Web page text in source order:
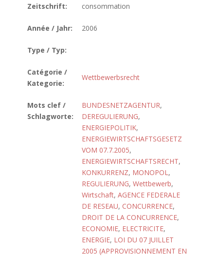
Zeitschrift:
consommation
Année / Jahr: 2006
Type / Typ:
Catégorie /
Kategorie:
Wettbewerbsrecht
Mots clef /
Schlagworte:
BUNDESNETZAGENTUR,
DEREGULIERUNG,
ENERGIEPOLITIK,
ENERGIEWIRTSCHAFTSGESETZ
VOM 07.7.2005,
ENERGIEWIRTSCHAFTSRECHT,
KONKURRENZ, MONOPOL,
REGULIERUNG, Wettbewerb,
Wirtschaft, AGENCE FEDERALE
DE RESEAU, CONCURRENCE,
DROIT DE LA CONCURRENCE,
ECONOMIE, ELECTRICITE,
ENERGIE, LOI DU 07 JUILLET
2005 (APPROVISIONNEMENT EN